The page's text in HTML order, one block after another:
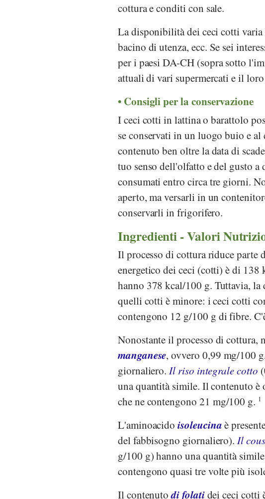
cottura e conditi con sale.
La disponibilità dei ceci cotti varia
bacino di utenza, ecc. Se sei
per i paesi DA-CH (sopra sotto
attuali di vari supermercati e il
Consigli per la conservazione
I ceci cotti in lattina o barattolo
se conservati in un luogo buio e
contenuto ben oltre la data di
tuo senso dell'olfatto e del gusto a
consumati entro circa tre giorni.
aperto, ma versarli in un
conservarli in frigorifero.
Ingredienti - Valori
Il processo di cottura riduce
energetico dei ceci (cotti) è di
hanno 378 kcal/100 g. Tuttavia,
quelli cotti è minore: i ceci cotti
contengono 12 g/100 g di fibre.
Nonostante il processo di cottura,
manganese, ovvero 0,99 mg/100
giornaliero.Il riso integrale cotto
una quantità simile. Il contenuto
che ne contengono 21 mg/100 g. 1
L'aminoacidoisoleucinaè
del fabbisogno giornaliero).Il
g/100 g) hanno una quantità
contengono quasi tre volte più
Il contenutodi folatidei ceci cotti